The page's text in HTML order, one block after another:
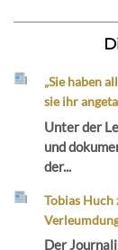
„Sie haben
sie ihr
Unter der
und
der...
Tobias Huch
Der